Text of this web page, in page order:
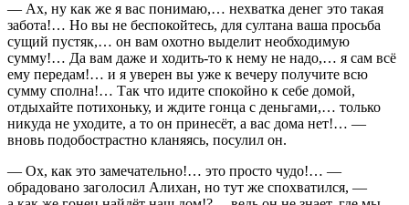
— Ах, ну как же я вас понимаю,… нехватка денег это такая
забота!… Но вы не беспокойтесь, для султана ваша просьба
сущий пустяк,… он вам охотно выделит необходимую
сумму!… Да вам даже и ходить-то к нему не надо,… я сам всё
ему передам!… и я уверен вы уже к вечеру получите всю
сумму сполна!… Так что идите спокойно к себе домой,
отдыхайте потихоньку, и ждите гонца с деньгами,… только
никуда не уходите, а то он принесёт, а вас дома нет!… —
вновь подобострастно кланяясь, посулил он.
— Ох, как это замечательно!… это просто чудо!… —
обрадовано заголосил Алихан, но тут же спохватился, —